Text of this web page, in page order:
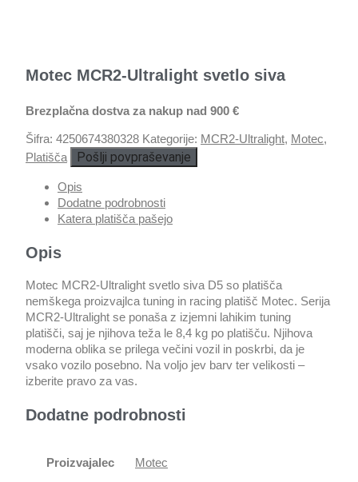
Motec MCR2-Ultralight svetlo siva
Brezplačna dostva za nakup nad 900 €
Šifra: 4250674380328 Kategorije: MCR2-Ultralight, Motec,
Platišča
Pošlji povpraševanje
Opis
Dodatne podrobnosti
Katera platišča pašejo
Opis
Motec MCR2-Ultralight svetlo siva D5 so platišča
nemškega proizvajlca tuning in racing platišč Motec. Serija
MCR2-Ultralight se ponaša z izjemni lahikim tuning
platišči, saj je njihova teža le 8,4 kg po platišču. Njihova
moderna oblika se prilega večini vozil in poskrbi, da je
vsako vozilo posebno. Na voljo jev barv ter velikosti –
izberite pravo za vas.
Dodatne podrobnosti
Proizvajalec Motec